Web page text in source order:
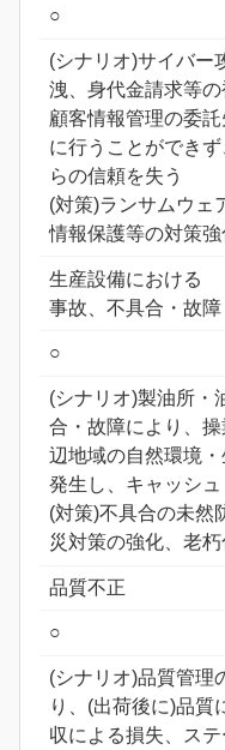
○
(シナリオ)サイバー
洩、身代金請求等
顧客情報管理の委
に行うことができ
らの信頼を失う
(対策)ランサムウェ
情報保護等の対策
生産設備における
事故、不具合・故障
○
(シナリオ)製油所・
合・故障により、
辺地域の自然環境
発生し、キャッシ
(対策)不具合の未然
災対策の強化、老
品質不正
○
(シナリオ)品質管理
り、(出荷後に)品質
収による損失、ス